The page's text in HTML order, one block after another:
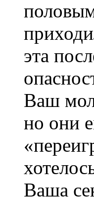
эта
Ваш
но они
Ваша